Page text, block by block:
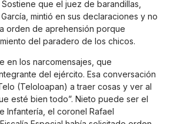
que el juez de barandillas,
mintió en sus declaraciones y no
orden de aprehensión porque
del paradero de los chicos.
en los narcomensajes, que
del ejército. Esa conversación
(Teloloapan) a traer cosas y ver al
esté bien todo”. Nieto puede ser el
Infantería, el coronel Rafael